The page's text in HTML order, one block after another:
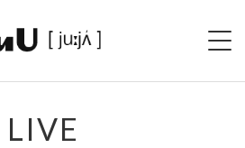
LIVE